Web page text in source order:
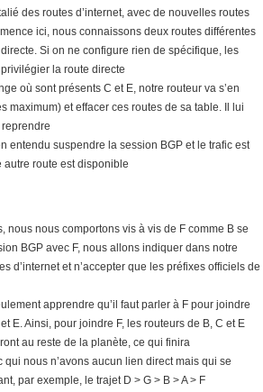
des routes d’internet, avec de nouvelles routes
ici, nous connaissons deux routes différentes
Si on ne configure rien de spécifique, les
la route directe
où sont présents C et E, notre routeur va s’en
et effacer ces routes de sa table. Il lui
entendu suspendre la session BGP et le trafic est
route est disponible
nous comportons vis à vis de F comme B se
BGP avec F, nous allons indiquer dans notre
d’internet et n’accepter que les préfixes officiels de
apprendre qu’il faut parler à F pour joindre
E. Ainsi, pour joindre F, les routeurs de B, C et E
au reste de la planète, ce qui finira
nous n’avons aucun lien direct mais qui se
par exemple, le trajet D > G > B > A > F